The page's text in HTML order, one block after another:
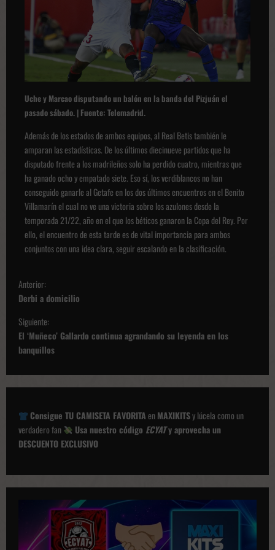
Uche y Marcao disputando un balón en la banda del Pizjuán el
pasado sábado. | Fuente: Telemadrid.
Además de los estados de ambos equipos, al Real Betis también le
amparan las estadísticas. De los últimos diecinueve partidos que ha
disputado frente a los madrileños solo ha perdido cuatro, mientras que
ha ganado ocho y empatado siete. Eso sí, los verdiblancos no han
conseguido ganarle al Getafe en los dos últimos encuentros en el Benito
Villamarín el cual no ve una victoria sobre los azulones desde la
temporada 21/22, año en el que los béticos ganaron la Copa del Rey. Por
ello, el encuentro de esta tarde es de vital importancia para ambos
conjuntos con una idea clara, seguir escalando en la clasificación.
N
a
v
e
g
a
c
i
ó
n
e
b
Anterior:
Derbi a domicilio
Siguiente:
El ‘Muñeco’ Gallardo continua agrandando su leyenda en los
banquillos
Consigue TU CAMISETA FAVORITAenMAXIKITSy lúcela como un
verdadero fan
Usa nuestro código ECYATy aprovecha un
DESCUENTO EXCLUSIVO